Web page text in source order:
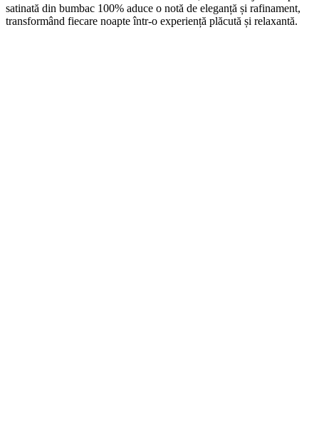
satinată din bumbac 100% aduce o notă de eleganță și rafinament,
transformând fiecare noapte într-o experiență plăcută și relaxantă.